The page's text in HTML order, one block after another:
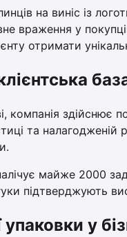
на виніс із
враження у
отримати
компанія здійснює
та
майже 2000
підтверджують
у